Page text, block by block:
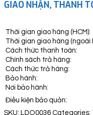
GIAO NHẬN, THANH
Thời gian giao hàng (HCM):
Thời gian giao hàng (ngoài
Cách thức thanh toán:
Chính sách trả hàng:
Cách thức trả hàng:
Bảo hành:
Nơi bảo hành:
Điều kiện bảo quản:
SKU: LDQ0036 Categories: